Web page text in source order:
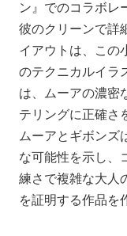
ン』でのコラボレ
彼のクリーンで詳
イアウトは、この
のテクニカルイラ
は、ムーアの濃密
テリングに正確さ
ムーアとギボンズ
な可能性を示し、
練さで複雑な大人
を証明する作品を